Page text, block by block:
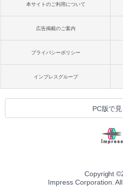
本サイトのご利用について
広告掲載のご案内
プライバシーポリシー
インプレスグループ
PC版で見
Copyright ©
Impress Corporation.